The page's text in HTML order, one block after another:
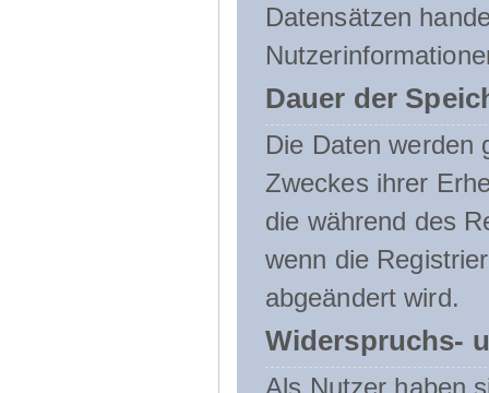
Datensätzen
Dauer der
Die Daten werden
Zweckes ihrer
die während des
wenn die
abgeändert wird.
Widerspruchs-